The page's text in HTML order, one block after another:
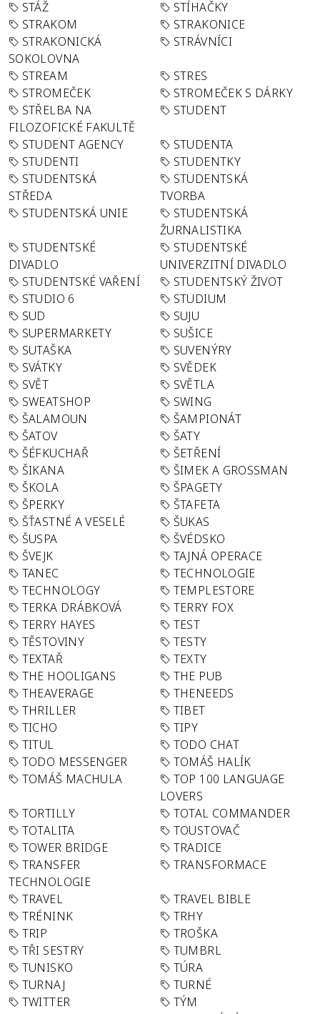
STÁŽ
STÍHAČKY
STRAKOM
STRAKONICE
STRAKONICKÁ
SOKOLOVNA
STRÁVNÍCI
STREAM
STRES
STROMEČEK
STROMEČEK S DÁRKY
STŘELBA NA
FILOZOFICKÉ FAKULTĚ
STUDENT
STUDENT AGENCY
STUDENTA
STUDENTI
STUDENTKY
STUDENTSKÁ
STŘEDA
STUDENTSKÁ
TVORBA
STUDENTSKÁ UNIE
STUDENTSKÁ
ŽURNALISTIKA
STUDENTSKÉ
DIVADLO
STUDENTSKÉ
UNIVERZITNÍ DIVADLO
STUDENTSKÉ VAŘENÍ
STUDENTSKÝ ŽIVOT
STUDIO 6
STUDIUM
SUD
SUJU
SUPERMARKETY
SUŠICE
SUTAŠKA
SUVENÝRY
SVÁTKY
SVĚDEK
SVĚT
SVĚTLA
SWEATSHOP
SWING
ŠALAMOUN
ŠAMPIONÁT
ŠATOV
ŠATY
ŠÉFKUCHAŘ
ŠETŘENÍ
ŠIKANA
ŠIMEK A GROSSMAN
ŠKOLA
ŠPAGETY
ŠPERKY
ŠTAFETA
ŠŤASTNÉ A VESELÉ
ŠUKAS
ŠUSPA
ŠVÉDSKO
ŠVEJK
TAJNÁ OPERACE
TANEC
TECHNOLOGIE
TECHNOLOGY
TEMPLESTORE
TERKA DRÁBKOVÁ
TERRY FOX
TERRY HAYES
TEST
TĚSTOVINY
TESTY
TEXTAŘ
TEXTY
THE HOOLIGANS
THE PUB
THEAVERAGE
THENEEDS
THRILLER
TIBET
TICHO
TIPY
TITUL
TODO CHAT
TODO MESSENGER
TOMÁŠ HALÍK
TOMÁŠ MACHULA
TOP 100 LANGUAGE
LOVERS
TORTILLY
TOTAL COMMANDER
TOTALITA
TOUSTOVAČ
TOWER BRIDGE
TRADICE
TRANSFER
TECHNOLOGIE
TRANSFORMACE
TRAVEL
TRAVEL BIBLE
TRÉNINK
TRHY
TRIP
TROŠKA
TŘI SESTRY
TUMBRL
TUNISKO
TÚRA
TURNAJ
TURNÉ
TWITTER
TÝM